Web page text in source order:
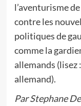
l’aventurisme
contre les
politiques de
comme la
allemands
allemand).
Par Stephane